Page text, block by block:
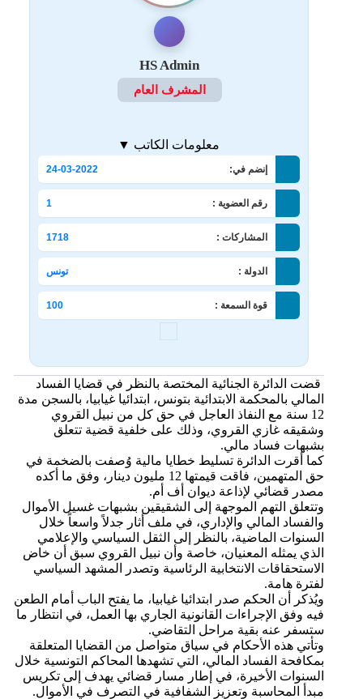
HS Admin
المشرف العام
معلومات الكاتب ▼
إنضم في: 24-03-2022
رقم العضوية : 1
المشاركات : 1718
الدولة : تونس
قوة السمعة : 100
قضت الدائرة الجنائية المختصة بالنظر في قضايا الفساد
المالي بالمحكمة الابتدائية بتونس، ابتدائيا غيابيا، بالسجن مدة
12 سنة مع النفاذ العاجل في حق كل من نبيل القروي
وشقيقه غازي القروي، وذلك على خلفية قضية تتعلق
بشبهات فساد مالي.
كما أقرت الدائرة تسليط خطايا مالية وُصفت بالضخمة في
حق المتهمين، فاقت قيمتها 12 مليون دينار، وفق ما أكده
مصدر قضائي لإذاعة ديوان أف أم.
وتتعلق التهم الموجهة إلى الشقيقين بشبهات غسيل الأموال
والفساد المالي والإداري، في ملف أثار جدلاً واسعاً خلال
السنوات الماضية، بالنظر إلى الثقل السياسي والإعلامي
الذي يمثله المعنيان، خاصة وأن نبيل القروي سبق أن خاض
الاستحقاقات الانتخابية الرئاسية وتصدر المشهد السياسي
لفترة هامة.
ويُذكر أن الحكم صدر ابتدائيا غيابيا، ما يفتح الباب أمام الطعن
فيه وفق الإجراءات القانونية الجاري بها العمل، في انتظار ما
ستسفر عنه بقية مراحل التقاضي.
وتأتي هذه الأحكام في سياق متواصل من القضايا المتعلقة
بمكافحة الفساد المالي، التي تشهدها المحاكم التونسية خلال
السنوات الأخيرة، في إطار مسار قضائي يهدف إلى تكريس
مبدأ المحاسبة وتعزيز الشفافية في التصرف في الأموال.